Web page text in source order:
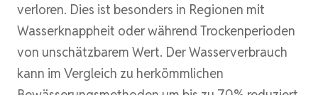
verloren. Dies ist besonders in Regionen mit
Wasserknappheit oder während Trockenperioden
von unschätzbarem Wert. Der Wasserverbrauch
kann im Vergleich zu herkömmlichen